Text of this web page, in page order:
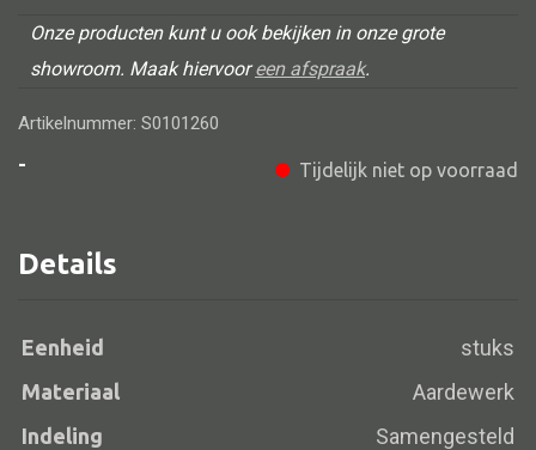
Eetkamer stoel
Barstoel
Stoel overig
Alle banken
Bank gestoffeerd
Onze producten kunt u ook bekijken in onze grote
showroom. Maak hiervooreen afspraak.
Artikelnummer: S0101260
-
Tijdelijk niet op voorraad
Details
Eenheid stuks
Materiaal Aardewerk
Indeling Samengesteld